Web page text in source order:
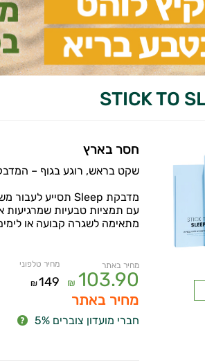
חסר בארץ
שקט בראש, רוגע בגוף –
מדבקת Sleep תסייע לעבור משגרת היום למצב של רוגע מוחלט.
עם תמציות טבעיות שמרגיעות
מתאימה לשגרה קבועה או
מחיר באתר
103.90
₪
מחיר טלפוני
149
₪
מחיר באתר
חברי מועדון צוברים 5%